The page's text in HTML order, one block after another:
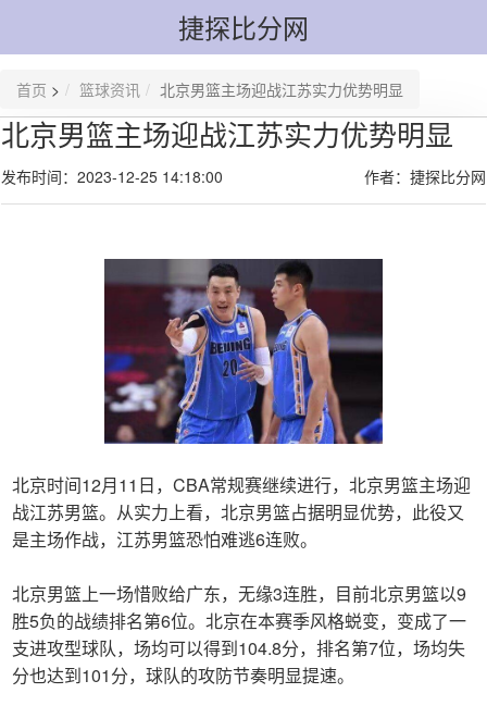
捷探比分网
首页 > 篮球资讯 北京男篮主场迎战江苏实力优势明显
北京男篮主场迎战江苏实力优势明显
发布时间：2023-12-25 14:18:00 作者：捷探比分网
北京时间12月11日，CBA常规赛继续进行，北京男篮主场迎
战江苏男篮。从实力上看，北京男篮占据明显优势，此役又
是主场作战，江苏男篮恐怕难逃6连败。
北京男篮上一场惜败给广东，无缘3连胜，目前北京男篮以9
胜5负的战绩排名第6位。北京在本赛季风格蜕变，变成了一
支进攻型球队，场均可以得到104.8分，排名第7位，场均失
分也达到101分，球队的攻防节奏明显提速。